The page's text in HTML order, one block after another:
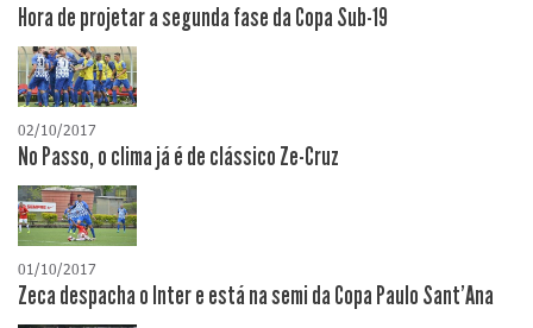
Hora de projetar a segunda fase da Copa Sub-19
02/10/2017
No Passo, o clima já é de clássico Ze-Cruz
01/10/2017
Zeca despacha o Inter e está na semi da Copa Paulo Sant'Ana